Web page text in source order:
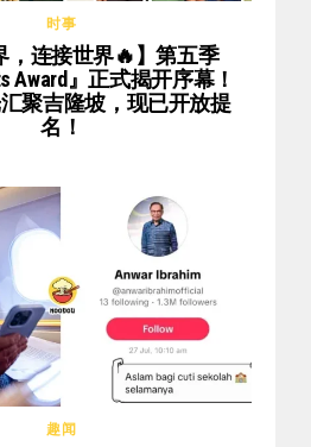
时事
，连接世界🔥】第五季
Award』正式揭开序幕！
聚吉隆坡，现已开放提
名！
趣闻